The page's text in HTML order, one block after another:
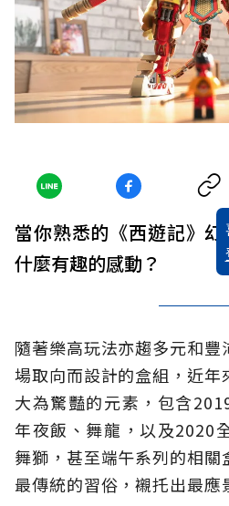
當你熟悉的《西遊記》
什麼有趣的感動？
隨著樂高玩法亦趨多元和
場取向而設計的盒組，近年
大為驚豔的元素，包含
年夜飯、舞龍，以及2020
舞獅，甚至端午系列的相關
最傳統的習俗，襯托出最應